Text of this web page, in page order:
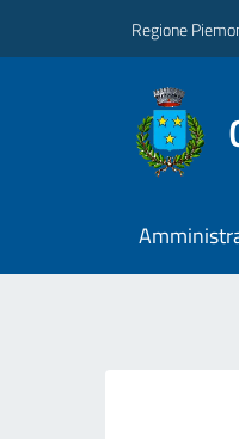
Regione